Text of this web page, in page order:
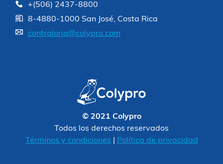
+(506) 2437-8800
8-4880-1000 San José, Costa Rica
contraloria@colypro.com
© 2021 Colypro
Todos los derechos reservados
Términos y condiciones
Política de privacidad